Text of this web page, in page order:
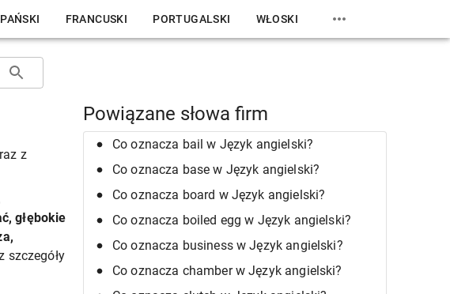
FRANCUSKI PORTUGALSKI WŁOSKI
z
głębokie
szczegóły
Powiązane słowa firm
Co oznacza bail w Język angielski?
Co oznacza base w Język angielski?
Co oznacza board w Język angielski?
Co oznacza boiled egg w Język angielski?
Co oznacza business w Język angielski?
Co oznacza chamber w Język angielski?